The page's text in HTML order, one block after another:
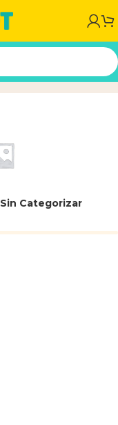
Sin Categorizar